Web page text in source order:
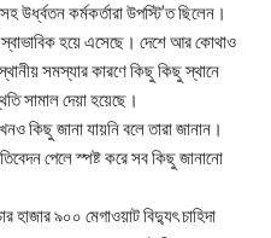
কর্মকর্তারা উপস্টি’ত ছিলেন।
স্বাভাবিক হয়ে এসেছে। দেশে আর কোথাও
সমস্যার কারণে কিছু কিছু স্থানে
সামাল দেয়া হয়েছে।
কিছু জানা যায়নি বলে তারা জানান।
পেলে স্পষ্ট করে সব কিছু জানানো
হাজার ৯০০ মেগাওয়াট বিদ্যুৎ চাহিদা